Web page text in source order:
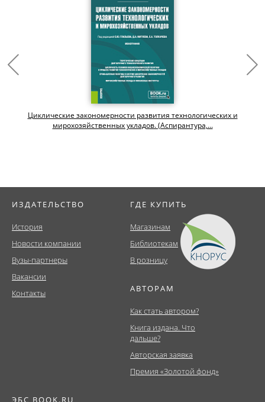
Циклические закономерности развития технологических и
мирохозяйственных укладов. (Аспирантура,...
ИЗДАТЕЛЬСТВО
История
Новости компании
Вузы-партнеры
Вакансии
Контакты
ГДЕ КУПИТЬ
Магазинам
Библиотекам
В розницу
АВТОРАМ
Как стать автором?
Книга издана. Что
дальше?
Авторская заявка
Премия «Золотой фонд»
ЭБС BOOK.RU